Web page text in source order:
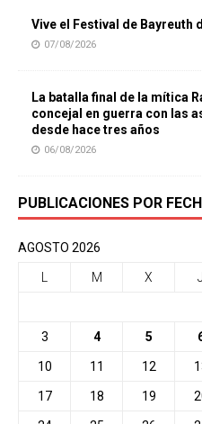
Vive el Festival de Bayreuth
07/08/2026
La batalla final de la mítica
concejal en guerra con las
desde hace tres años
06/08/2026
PUBLICACIONES POR
AGOSTO 2026
M X J
3 4 5
10 11 12
17 18 19